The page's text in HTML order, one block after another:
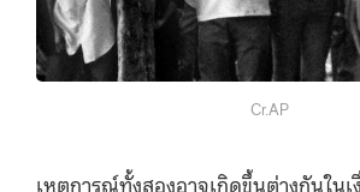
Cr.AP
เหตุการณ์ทั้งสองอาจเกิดขึ้นต่างกันใน